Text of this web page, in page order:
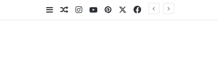
فیس بوک‫پین‌ترست
یوتیوباینستاگرامنوشته تصادفی
سایدبار